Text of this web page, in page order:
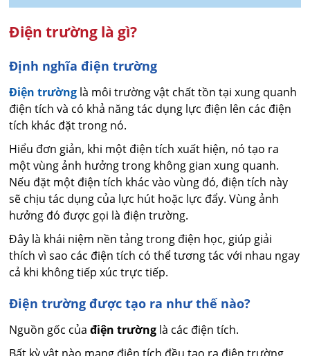
Điện trường là gì?
Định nghĩa điện trường
Điện trường là môi trường vật chất tồn tại xung quanh
điện tích và có khả năng tác dụng lực điện lên các điện
tích khác đặt trong nó.
Hiểu đơn giản, khi một điện tích xuất hiện, nó tạo ra
một vùng ảnh hưởng trong không gian xung quanh.
Nếu đặt một điện tích khác vào vùng đó, điện tích này
sẽ chịu tác dụng của lực hút hoặc lực đẩy. Vùng ảnh
hưởng đó được gọi là điện trường.
Đây là khái niệm nền tảng trong điện học, giúp giải
thích vì sao các điện tích có thể tương tác với nhau ngay
cả khi không tiếp xúc trực tiếp.
Điện trường được tạo ra như thế nào?
Nguồn gốc củađiện trường là các điện tích.